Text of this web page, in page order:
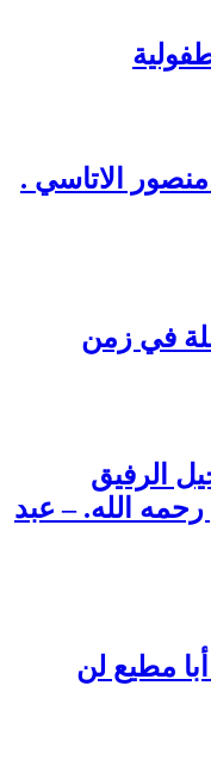
الاتاسي .
في زمن
الرفيق
الله. – عبد
مطيع لن